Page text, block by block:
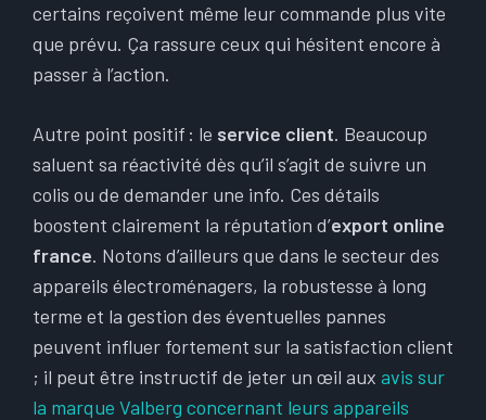
certains reçoivent même leur commande plus vite
que prévu. Ça rassure ceux qui hésitent encore à
passer à l’action.
Autre point positif : le service client. Beaucoup
saluent sa réactivité dès qu’il s’agit de suivre un
colis ou de demander une info. Ces détails
boostent clairement la réputation d’export online
france. Notons d’ailleurs que dans le secteur des
appareils électroménagers, la robustesse à long
terme et la gestion des éventuelles pannes
peuvent influer fortement sur la satisfaction client
; il peut être instructif de jeter un œil aux avis sur
la marque Valberg concernant leurs appareils